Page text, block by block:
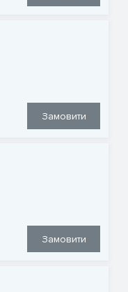
Замовити
Замовити